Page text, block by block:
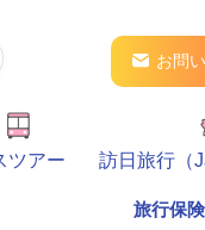
お問
ツアー 訪日旅行（
旅行保